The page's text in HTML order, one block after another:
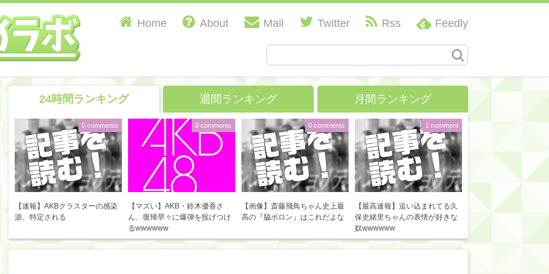
Home About Mail Twitter Rss Feedly
24時間ランキング 週間ランキング 月間ランキング
【速報】AKBクラスターの感染
源、特定される
0 comments
【マズい】AKB・鈴木優香さ
ん、復帰早々に爆弾を投げつけ
るwwwwww
0 comments
【画像】斎藤飛鳥ちゃん史上最
高の『脇ボロン』はこれだよな
0 comments
【最高速報】追い込まれてる久
保史緒里ちゃんの表情が好きな
奴wwwwww
1 comment